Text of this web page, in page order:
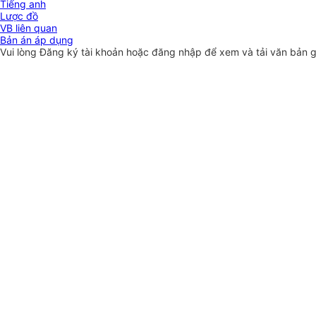
Tiếng anh
Lược đồ
VB liên quan
Bản án áp dụng
Vui lòngĐăng ký tài khoản hoặc đăng nhập để xem và tải văn bản